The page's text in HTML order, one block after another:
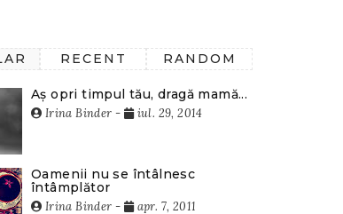
RECENT RANDOM
Aș opri timpul tău, dragă mamă...
Irina Binder - iul. 29, 2014
Oamenii nu se întâlnesc
întâmplător
Irina Binder - apr. 7, 2011